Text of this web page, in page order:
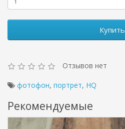
Купить
Отзывов нет
фотофон, портрет, HQ
Рекомендуемые